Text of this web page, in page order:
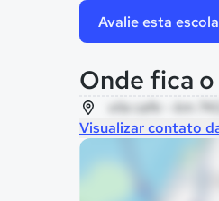
Avalie esta escola
Onde fica
vila cafe - km
Visualizar contato